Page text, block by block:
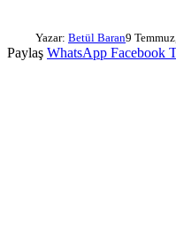
Yazar: Betül Baran9
Paylaş WhatsApp Facebook